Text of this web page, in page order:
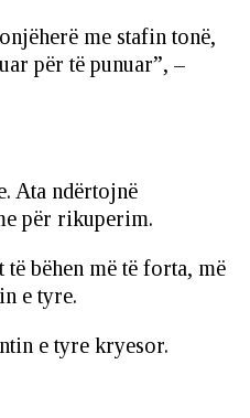
me stafin tonë,
për të punuar”, –
Ata ndërtojnë
për rikuperim.
bëhen më të forta, më
e tyre.
e tyre kryesor.